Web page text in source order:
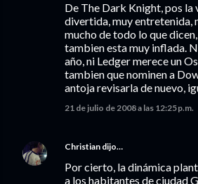
De The Dark Knight, pos la
divertida, muy entretenida,
mucho de todo lo que
tambien esta muy inflada.
año, ni Ledger merece un
tambien que nominen a
antoja revisarla de nuevo,
21 de julio de 2008 a las 12:25 p.m.
Christian dijo…
Por cierto, la dinámica
a los habitantes de ciudad